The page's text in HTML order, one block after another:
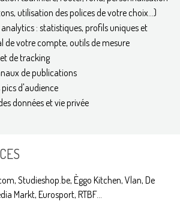
utilisation des polices de votre choix...)
: statistiques, profils uniques et
de votre compte, outils de mesure
de tracking
de publications
pics d'audience
données et vie privée
Studieshop.be, Èggo Kitchen, Vlan, De
Markt, Eurosport, RTBF...